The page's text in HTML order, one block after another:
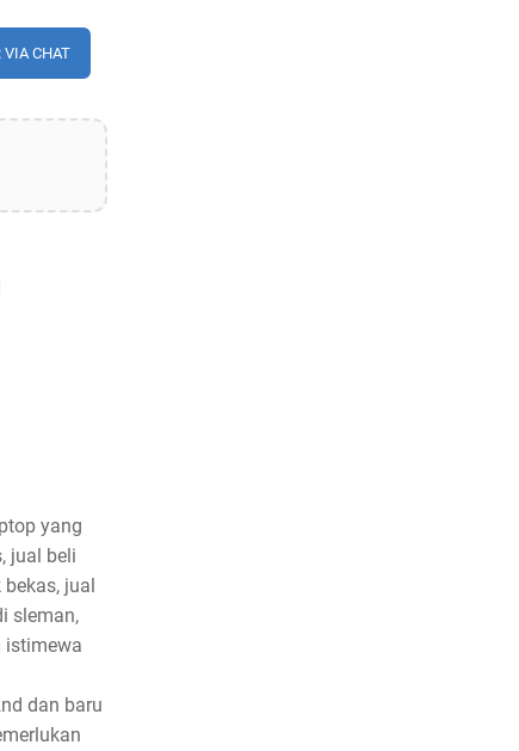
VIA CHAT
yang
jual beli
jual
sleman,
istimewa
dan baru